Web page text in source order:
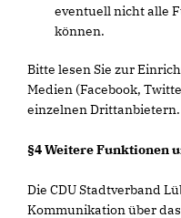
eventuell nicht alle
können.
Bitte lesen Sie zur
Medien (Facebook,
einzelnen Drittanbietern.
§4 Weitere Funktionen
Die CDU Stadtverband
Kommunikation über